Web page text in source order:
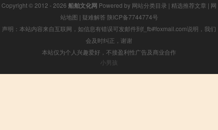
Copyright © 2012 - 2026 船舶文化网 Powered by 网站分类目录 | 精选推荐文章 | 网
站地图 | 疑难解答 陕ICP备7744774号
声明：本站内容来自互联网，如信息有错误可发邮件到f_fb#foxmail.com说明，我们
会及时纠正，谢谢
本站仅为个人兴趣爱好，不接盈利性广告及商业合作
小男孩